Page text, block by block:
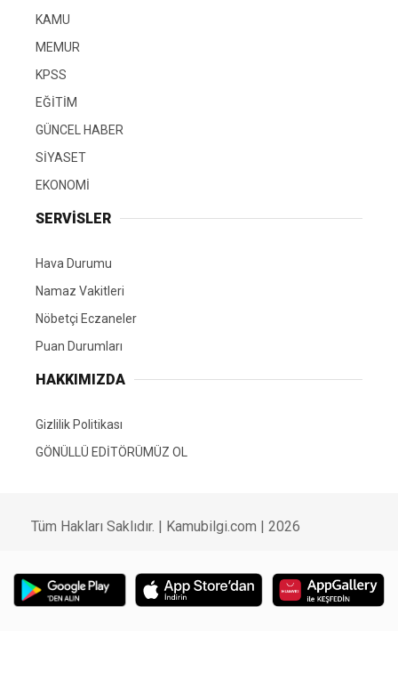
KAMU
MEMUR
KPSS
EĞİTİM
GÜNCEL HABER
SİYASET
EKONOMİ
SERVİSLER
Hava Durumu
Namaz Vakitleri
Nöbetçi Eczaneler
Puan Durumları
HAKKIMIZDA
Gizlilik Politikası
GÖNÜLLÜ EDİTÖRÜMÜZ OL
Tüm Hakları Saklıdır. | Kamubilgi.com | 2026